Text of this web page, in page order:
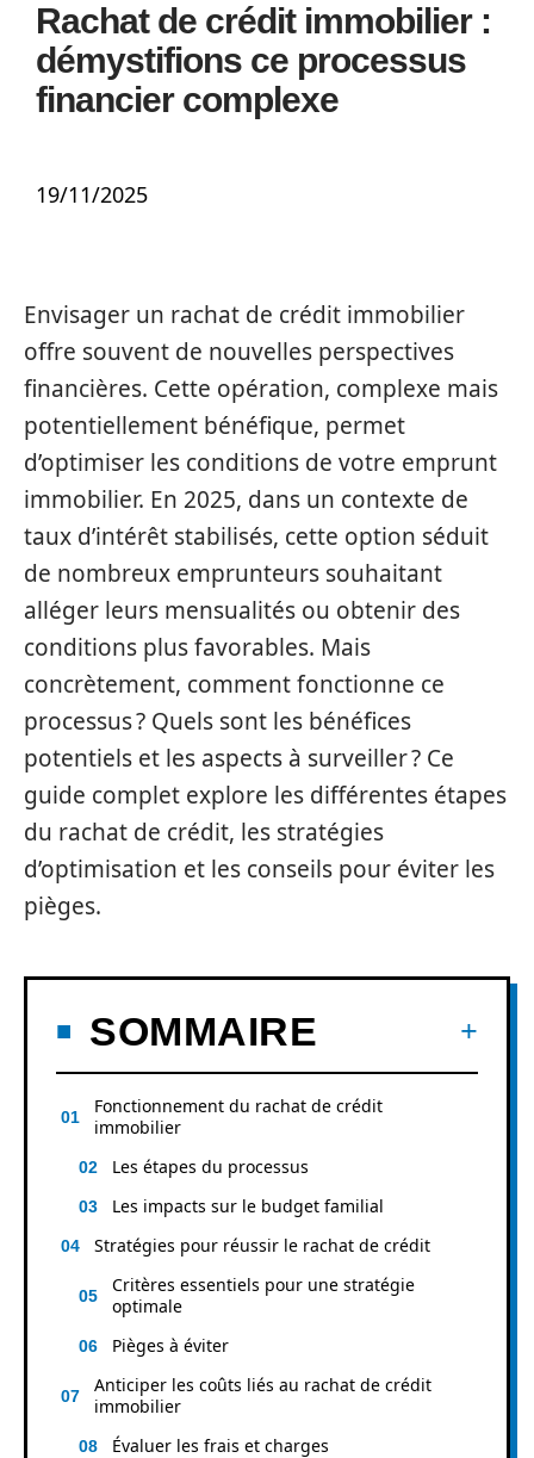
Rachat de crédit immobilier :
démystifions ce processus
financier complexe
19/11/2025
Envisager un rachat de crédit immobilier
offre souvent de nouvelles perspectives
financières. Cette opération, complexe mais
potentiellement bénéfique, permet
d’optimiser les conditions de votre emprunt
immobilier. En 2025, dans un contexte de
taux d’intérêt stabilisés, cette option séduit
de nombreux emprunteurs souhaitant
alléger leurs mensualités ou obtenir des
conditions plus favorables. Mais
concrètement, comment fonctionne ce
processus ? Quels sont les bénéfices
potentiels et les aspects à surveiller ? Ce
guide complet explore les différentes étapes
du rachat de crédit, les stratégies
d’optimisation et les conseils pour éviter les
pièges.
SOMMAIRE
Fonctionnement du rachat de crédit
immobilier
Les étapes du processus
Les impacts sur le budget familial
Stratégies pour réussir le rachat de crédit
Critères essentiels pour une stratégie
optimale
Pièges à éviter
Anticiper les coûts liés au rachat de crédit
immobilier
Évaluer les frais et charges